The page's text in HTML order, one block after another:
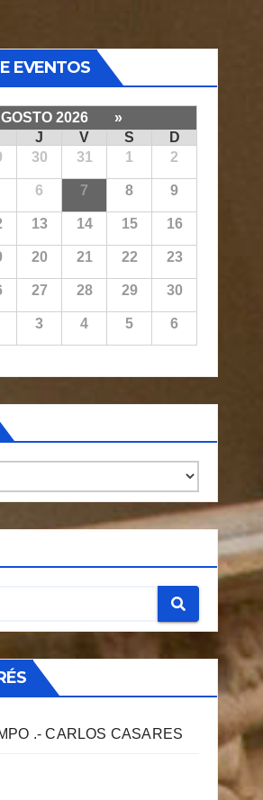
EVENTOS
2026
»
J V S
D
30 31 1 2
6 7 8 9
13 14 15 16
20 21 22 23
27 28 29 30
3 4 5 6
.- CARLOS CASARES